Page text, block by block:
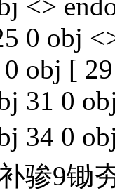
0 obj
obj [
31 0
34 0
骖9锄